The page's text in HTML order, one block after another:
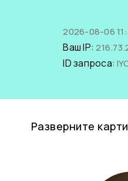
2026-08-06
Ваш IP:
ID запроса:
Разверните